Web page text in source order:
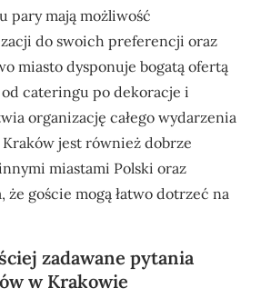
pary mają możliwość
do swoich preferencji oraz
miasto dysponuje bogatą ofertą
od cateringu po dekoracje i
organizację całego wydarzenia
jest również dobrze
miastami Polski oraz
że goście mogą łatwo dotrzeć na
zadawane pytania
w Krakowie